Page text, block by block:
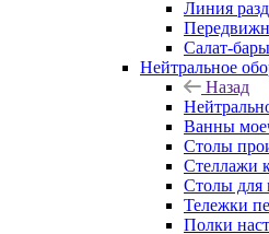
Линия
Салат-бары
Нейтральное
Назад
Ванны
Столы
Стеллажи
Столы для
Тележки
Полки